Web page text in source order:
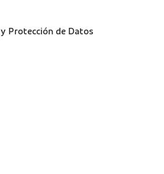
Protección de Datos